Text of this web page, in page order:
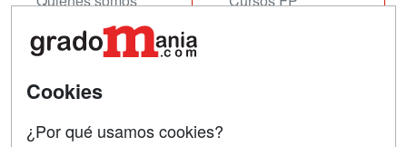
Tarifas publicidad
Acceso Centros
Cookies
¿Por qué usamos cookies?